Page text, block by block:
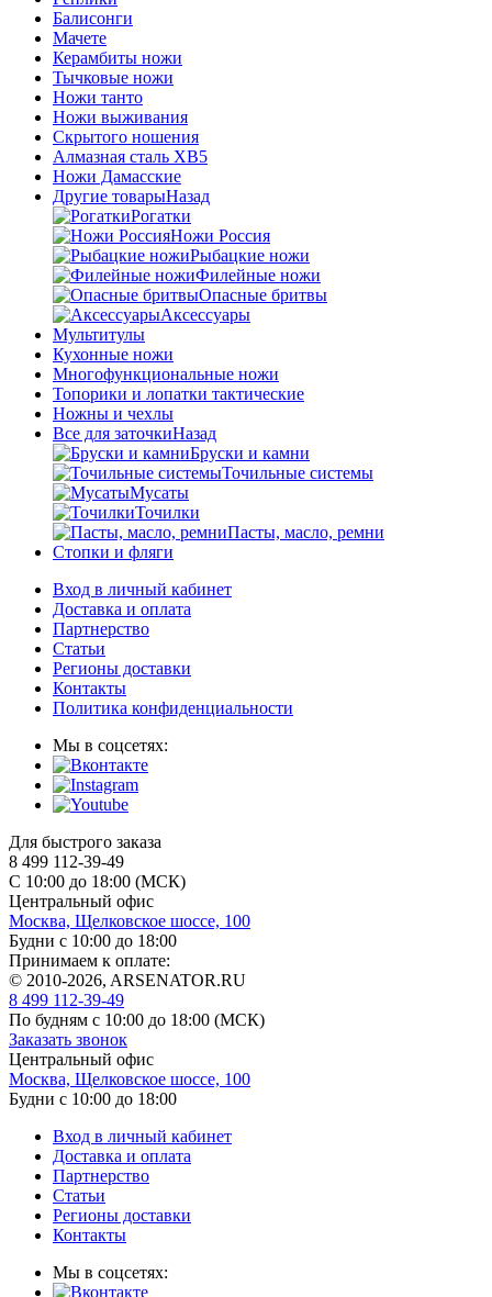
Балисонги
Мачете
Керамбиты ножи
Тычковые ножи
Ножи танто
Ножи выживания
Скрытого ношения
Алмазная сталь ХВ5
Ножи Дамасские
Другие товарыНазад
Рогатки
Ножи Россия
Рыбацкие ножи
Филейные ножи
Опасные бритвы
Аксессуары
Мультитулы
Кухонные ножи
Многофункциональные ножи
Топорики и лопатки тактические
Ножны и чехлы
Все для заточкиНазад
Бруски и камни
Точильные системы
Мусаты
Точилки
Пасты, масло, ремни
Стопки и фляги
Вход в личный кабинет
Доставка и оплата
Партнерство
Статьи
Регионы доставки
Контакты
Политика конфиденциальности
Мы в соцсетях:
Для быстрого заказа
8 499 112-39-49
С 10:00 до 18:00 (МСК)
Центральный офис
Москва, Щелковское шоссе, 100
Будни с 10:00 до 18:00
Принимаем к оплате:
© 2010-2026, ARSENATOR.RU
8 499 112-39-49
По будням с 10:00 до 18:00 (МСК)
Заказать звонок
Центральный офис
Москва, Щелковское шоссе, 100
Будни с 10:00 до 18:00
Вход в личный кабинет
Доставка и оплата
Партнерство
Статьи
Регионы доставки
Контакты
Мы в соцсетях: